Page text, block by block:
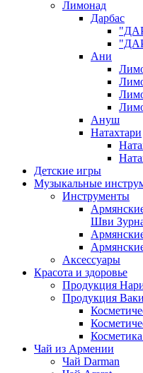
Лимонад
Дарбас
Ани
Ануш
Натахтари
Детские игры
Музыкальные
Инструменты
Шви
Аксессуары
Красота и здоровье
Продукция
Продукция
Чай из Армении
Чай Darman